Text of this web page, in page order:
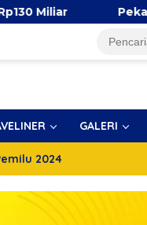
Pekan Ibu
GALERI
2024